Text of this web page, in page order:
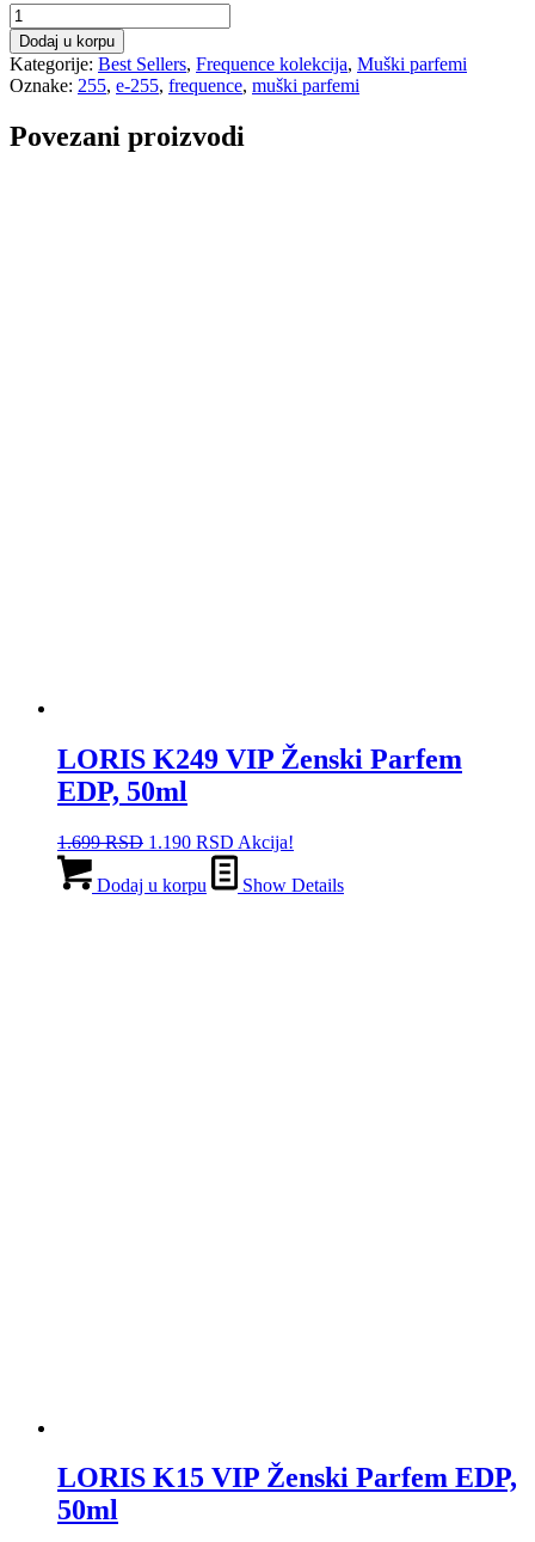
Loris
E-
255
Frequence
Erkek
50
Dodaj u korpu
Kategorije: Best Sellers, Frequence kolekcija, Muški parfemi
Oznake: 255, e-255, frequence, muški parfemi
Povezani proizvodi
LORIS K249 VIP Ženski Parfem
EDP, 50ml
1.699RSD Originalna
je
1.190 RSD Trenutna
cena
je:
Akcija!
Dodaj u korpu Show Details
LORIS K15 VIP Ženski Parfem EDP,
50ml